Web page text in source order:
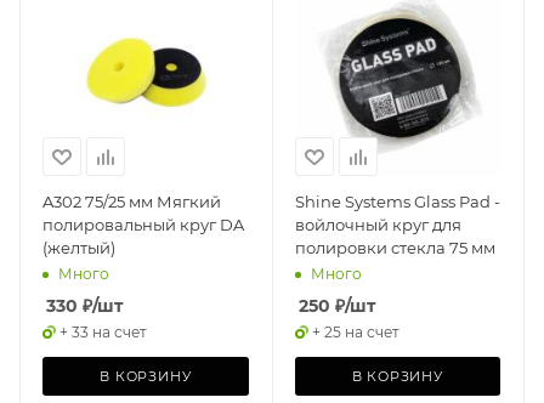
A302 75/25 мм Мягкий
полировальный круг DA
(желтый)
Много
330 ₽/шт
+ 33 на счет
В КОРЗИНУ
Shine Systems Glass Pad -
войлочный круг для
полировки стекла 75 мм
Много
250 ₽/шт
+ 25 на счет
В КОРЗИНУ